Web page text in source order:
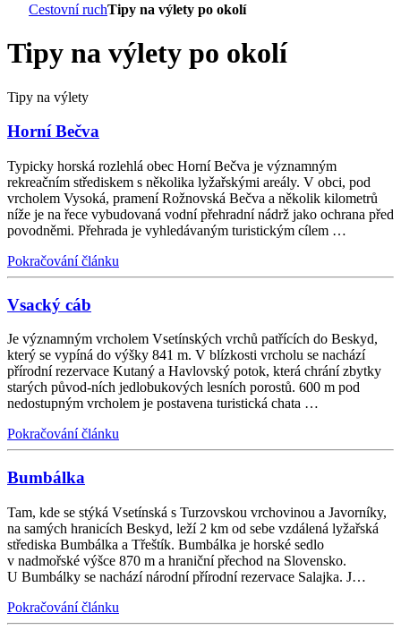
Cestovní ruchTipy na výlety po okolí
Tipy na výlety po okolí
Tipy na výlety
Horní Bečva
Typicky horská rozlehlá obec Horní Bečva je významným
rekreačním střediskem s několika lyžařskými areály. V obci, pod
vrcholem Vysoká, pramení Rožnovská Bečva a několik kilometrů
níže je na řece vybudovaná vodní přehradní nádrž jako ochrana před
povodněmi. Přehrada je vyhledávaným turistickým cílem …
Pokračování článku
Vsacký cáb
Je významným vrcholem Vsetínských vrchů patřících do Beskyd,
který se vypíná do výšky 841 m. V blízkosti vrcholu se nachází
přírodní rezervace Kutaný a Havlovský potok, která chrání zbytky
starých původ-ních jedlobukových lesních porostů. 600 m pod
nedostupným vrcholem je postavena turistická chata …
Pokračování článku
Bumbálka
Tam, kde se stýká Vsetínská s Turzovskou vrchovinou a Javorníky,
na samých hranicích Beskyd, leží 2 km od sebe vzdálená lyžařská
střediska Bumbálka a Třeštík. Bumbálka je horské sedlo
v nadmořské výšce 870 m a hraniční přechod na Slovensko.
U Bumbálky se nachází národní přírodní rezervace Salajka. J…
Pokračování článku